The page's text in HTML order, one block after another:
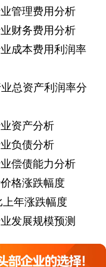
管理费用分析
财务费用分析
成本费用利润率
总资产利润率分
资产分析
负债分析
偿债能力分析
格涨跌幅度
年涨跌幅度
发展规模预测